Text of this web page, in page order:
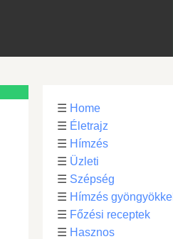
☰ Home
☰ Életrajz
☰ Hímzés
☰ Üzleti
☰ Szépség
☰ Hímzés gyöngyökkel
☰ Főzési receptek
☰ Hasznos